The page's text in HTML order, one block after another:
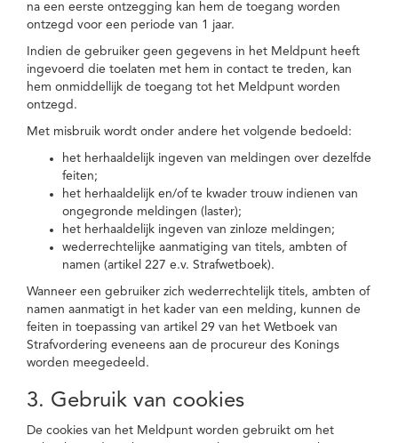
na een eerste ontzegging kan hem de toegang worden
ontzegd voor een periode van 1 jaar.
Indien de gebruiker geen gegevens in het Meldpunt heeft
ingevoerd die toelaten met hem in contact te treden, kan
hem onmiddellijk de toegang tot het Meldpunt worden
ontzegd.
Met misbruik wordt onder andere het volgende bedoeld:
het herhaaldelijk ingeven van meldingen over dezelfde
feiten;
het herhaaldelijk en/of te kwader trouw indienen van
ongegronde meldingen (laster);
het herhaaldelijk ingeven van zinloze meldingen;
wederrechtelijke aanmatiging van titels, ambten of
namen (artikel 227 e.v. Strafwetboek).
Wanneer een gebruiker zich wederrechtelijk titels, ambten of
namen aanmatigt in het kader van een melding, kunnen de
feiten in toepassing van artikel 29 van het Wetboek van
Strafvordering eveneens aan de procureur des Konings
worden meegedeeld.
3. Gebruik van cookies
De cookies van het Meldpunt worden gebruikt om het